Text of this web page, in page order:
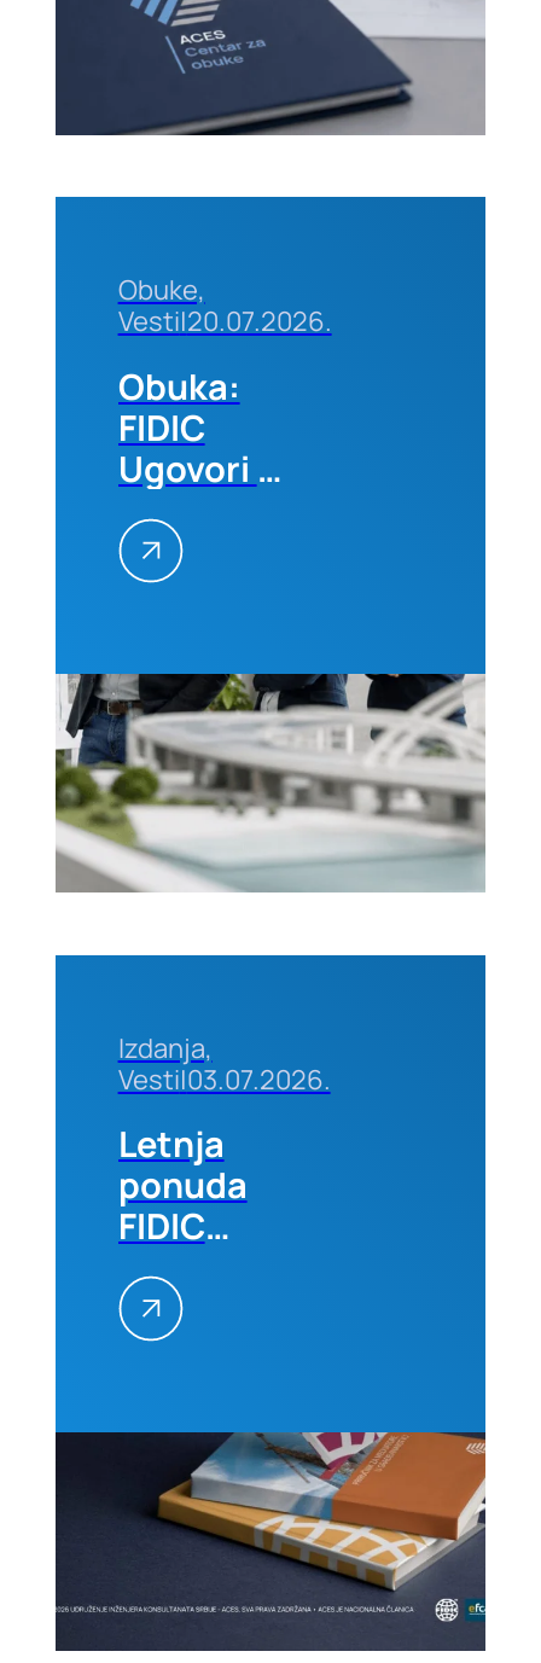
01-02.
septembra
2026. u
Obuke,
Vesti|20.07.2026.
Obuka:
FIDIC
Ugovori –
Primena
na
projektima,
avgusta
2026.
godine u
Beogradu
Izdanja,
Vesti|03.07.2026.
Letnja
ponuda
FIDIC
izdanja